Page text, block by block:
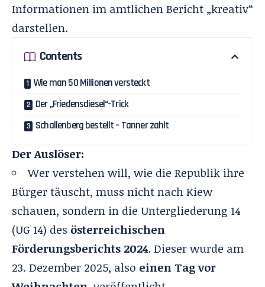
Informationen im amtlichen Bericht „kreativ“
darstellen.
Contents
Wie man 50 Millionen versteckt
Der „Friedensdiesel“-Trick
Schallenberg bestellt – Tanner zahlt
Der Auslöser:
Wer verstehen will, wie die Republik ihre
Bürger täuscht, muss nicht nach Kiew
schauen, sondern in die Untergliederung 14
(UG 14) des österreichischen
Förderungsberichts 2024. Dieser wurde am
23. Dezember 2025, also einen Tag vor